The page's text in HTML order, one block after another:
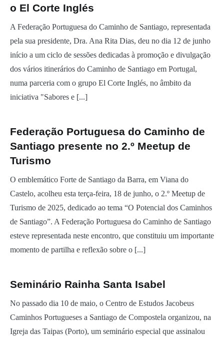
o El Corte Inglés
A Federação Portuguesa do Caminho de Santiago, representada
pela sua presidente, Dra. Ana Rita Dias, deu no dia 12 de junho
início a um ciclo de sessões dedicadas à promoção e divulgação
dos vários itinerários do Caminho de Santiago em Portugal,
numa parceria com o grupo El Corte Inglés, no âmbito da
iniciativa "Sabores e [...]
Federação Portuguesa do Caminho de
Santiago presente no 2.º Meetup de
Turismo
O emblemático Forte de Santiago da Barra, em Viana do
Castelo, acolheu esta terça-feira, 18 de junho, o 2.º Meetup de
Turismo de 2025, dedicado ao tema “O Potencial dos Caminhos
de Santiago”. A Federação Portuguesa do Caminho de Santiago
esteve representada neste encontro, que constituiu um importante
momento de partilha e reflexão sobre o [...]
Seminário Rainha Santa Isabel
No passado dia 10 de maio, o Centro de Estudos Jacobeus
Caminhos Portugueses a Santiago de Compostela organizou, na
Igreja das Taipas (Porto), um seminário especial que assinalou